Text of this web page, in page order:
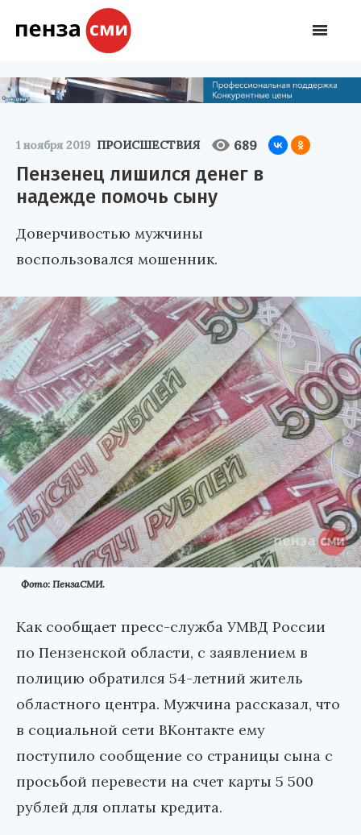
1 ноября 2019 ПРОИСШЕСТВИЯ 689
Пензенец лишился денег в
надежде помочь сыну
Доверчивостью мужчины
воспользовался мошенник.
Фото: ПензаСМИ.
Как сообщает пресс-служба УМВД России
по Пензенcкой области, с заявлением в
полицию обратился 54-летний житель
областного центра. Мужчина рассказал, что
в социальной сети ВКонтакте ему
поступило сообщение со страницы сына с
просьбой перевести на счет карты 5 500
рублей для оплаты кредита.